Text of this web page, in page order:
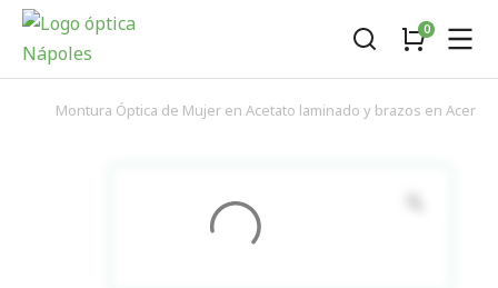
You are here:
Montura Óptica de Mujer en Acetato laminado y brazos en Acero